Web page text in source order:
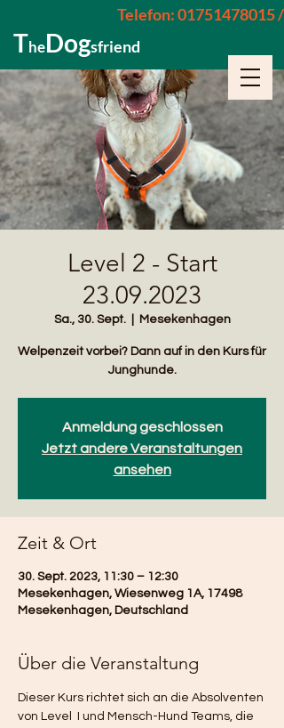
TheDogsfriend
Telefon: 01751478015 /
Level 2 - Start
23.09.2023
Sa., 30. Sept.
  |
Mesekenhagen
Welpenzeit vorbei? Dann auf in den Kurs für
Junghunde.
Anmeldung geschlossen
Jetzt andere Veranstaltungen
ansehen
Zeit & Ort
30. Sept. 2023, 11:30 – 12:30
Mesekenhagen, Wiesenweg 1A, 17498
Mesekenhagen, Deutschland
Über die Veranstaltung
Dieser Kurs richtet sich an die Absolventen
von Level  I und Mensch-Hund Teams, die